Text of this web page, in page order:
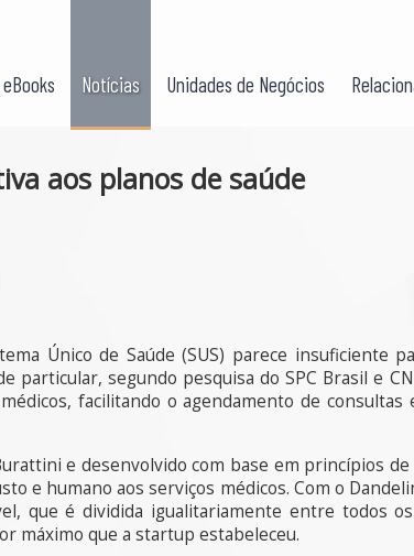
eBooks Notícias Unidades de Negócios
aos planos de saúde
Único de Saúde (SUS) parece insuficiente
particular, segundo pesquisa do SPC Brasil e
facilitando o agendamento de
e desenvolvido com base em princípios
e humano aos serviços médicos. Com o
que é dividida igualitariamente entre todos
máximo que a startup estabeleceu.